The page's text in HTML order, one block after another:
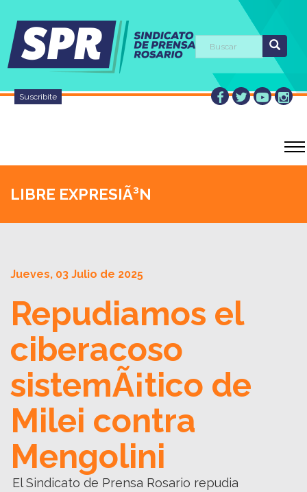
Suscribite
LIBRE EXPRESIÃ³N
Jueves, 03 Julio de 2025
Repudiamos el
ciberacoso
sistemÃ¡tico de
Milei contra
Mengolini
El Sindicato de Prensa Rosario repudia